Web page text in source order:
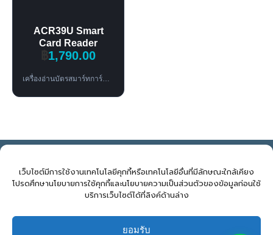
เว็บไซต์มีการใช้งานเทคโนโลยีคุกกี้หรือเทคโนโลยีอื่นที่มีลักษณะใกล้เคียง
โปรดศึกษานโยบายการใช้คุกกี้และนโยบายความเป็นส่วนตัวของข้อมูลก่อนใช้
บริการเว็บไซต์ได้ที่ลิงค์ด้านล่าง
ยอมรับ
ACR39U Smart
Card Reader
฿1,790.00
เครื่องอ่านบัตรสมาร์ทการ์ด USB Type-A ความเร็วสูง รองรับ ISO 7816 Class A/B/C รองรับ Windows, Linux, macOS และ Android 3.1+
E: support@novelbiz.co.th T: 092.591.9499